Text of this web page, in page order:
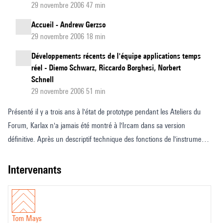
29 novembre 2006 47 min
Accueil - Andrew Gerzso
29 novembre 2006 18 min
Développements récents de l'équipe applications temps
réel - Diemo Schwarz, Riccardo Borghesi, Norbert
Schnell
29 novembre 2006 51 min
Présenté il y a trois ans à l'état de prototype pendant les Ateliers du
Forum, Karlax n'a jamais été montré à l'Ircam dans sa version
définitive. Après un descriptif technique des fonctions de l'instrument,
dans Live et Max/MSP.
Tom Mays, professeur des Nouvelles technologies appliquées à la
composition abordera, par des exemples concrets de modes de jeux,
intervenants
Tom Mays